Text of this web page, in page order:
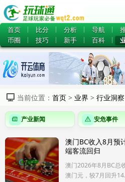
首页
比分 分析 导航
币圈
技巧 新手 百科
当前位置： 首页 > 业界 > 行业洞察
产业新闻 安危事件
澳门BC收入8月预
端客流回归
澳门2026年8月BC总
澳门元，较7月回升